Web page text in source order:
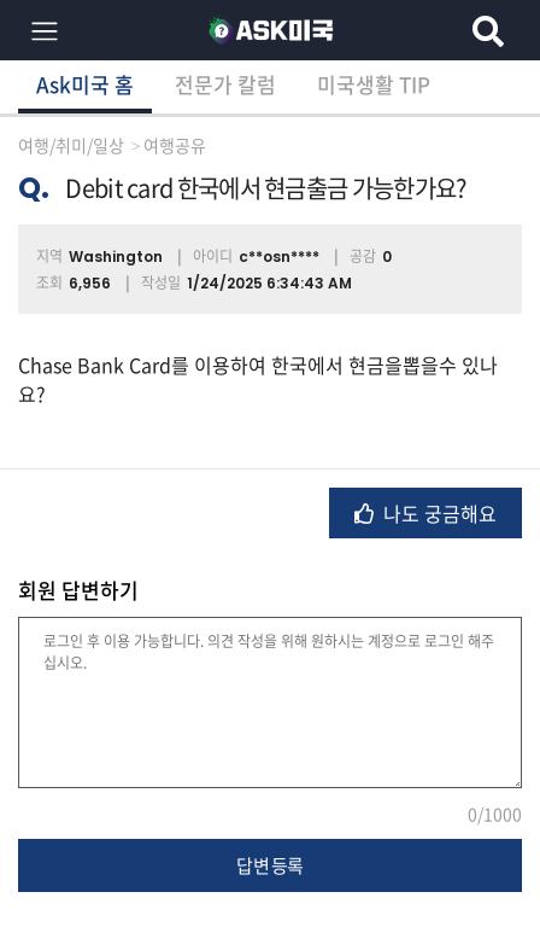
×
분
별
상
담
체
산
Ask미국 홈 전문가 칼럼 미국생활 TIP
Ask미국 홈 전문가 칼럼 미국생활 TIP
여행/취미/일상 여행공유
Q. Debit card 한국에서 현금출금 가능한가요?
지역 Washington 아이디 c**osn**** 공감 0
조회 6,956 작성일 1/24/2025 6:34:43 AM
Chase Bank Card를 이용하여 한국에서 현금을뽑을수 있나
요?
나도 궁금해요
회원 답변하기
0/1000
답변 등록